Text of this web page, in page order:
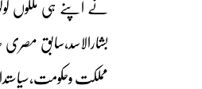
نے اپنے ہی ملکوں
بشارالاسد،سابق مصری
مملکت